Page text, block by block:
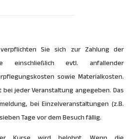
Sie sich zur Zahlung der
einschließlich evtl. anfallender
sowie Materialkosten.
jeder Veranstaltung angegeben. Das
bei Einzelveranstaltungen (z.B.
Tage vor dem Besuch fällig.